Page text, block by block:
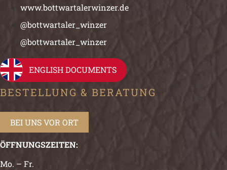
www.bottwartalerwinzer.de
@bottwartaler_winzer
@bottwartaler_winzer
ENGLISH DOCUMENTS
BESTELLUNG & BERATUNG
BEI UNS VOR ORT
ÖFFNUNGSZEITEN:
Mo. – Fr.